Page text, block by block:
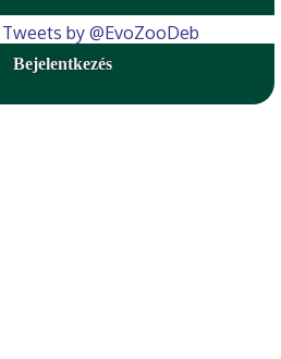
Tweets by @EvoZooDeb
Bejelentkezés